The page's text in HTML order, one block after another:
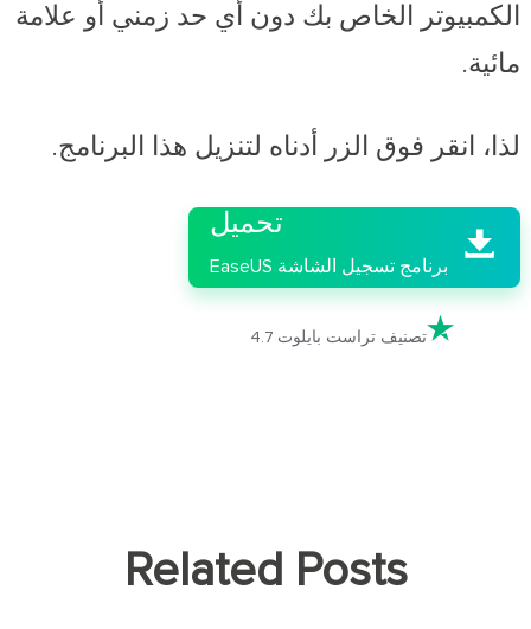
الكمبيوتر الخاص بك دون أي حد زمني أو علامة
مائية.
لذا، انقر فوق الزر أدناه لتنزيل هذا البرنامج.


تحميل
برنامج تسجيل الشاشة EaseUS
تصنيف تراست بايلوت 4.7
Related Posts